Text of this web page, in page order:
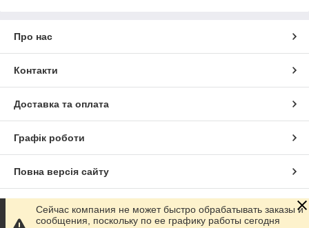
Про нас
Контакти
Доставка та оплата
Графік роботи
Повна версія сайту
Сайт створено на маркетплейсі Prom.ua
Сейчас компания не может быстро обрабатывать заказы и
сообщения, поскольку по ее графику работы сегодня